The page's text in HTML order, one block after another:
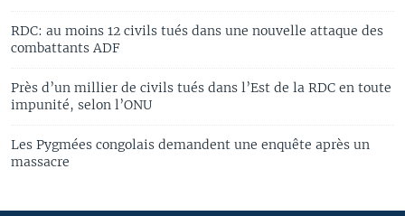
RDC: au moins 12 civils tués dans une nouvelle attaque des
combattants ADF
Près d’un millier de civils tués dans l’Est de la RDC en toute
impunité, selon l’ONU
Les Pygmées congolais demandent une enquête après un
massacre